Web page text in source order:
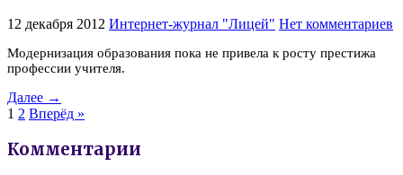
12 декабря 2012 Интернет-журнал "Лицей" Нет комментариев
Модернизация образования пока не привела к росту престижа
профессии учителя.
Далее →
1 2 Вперёд »
Комментарии